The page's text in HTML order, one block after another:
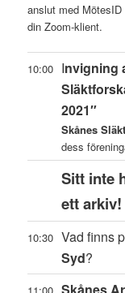
anslut med
din Zoom-klient.
10:00 Invigning
2021″
Skånes
dess
Sitt inte
ett arkiv!
10:30 Vad finns
Syd?